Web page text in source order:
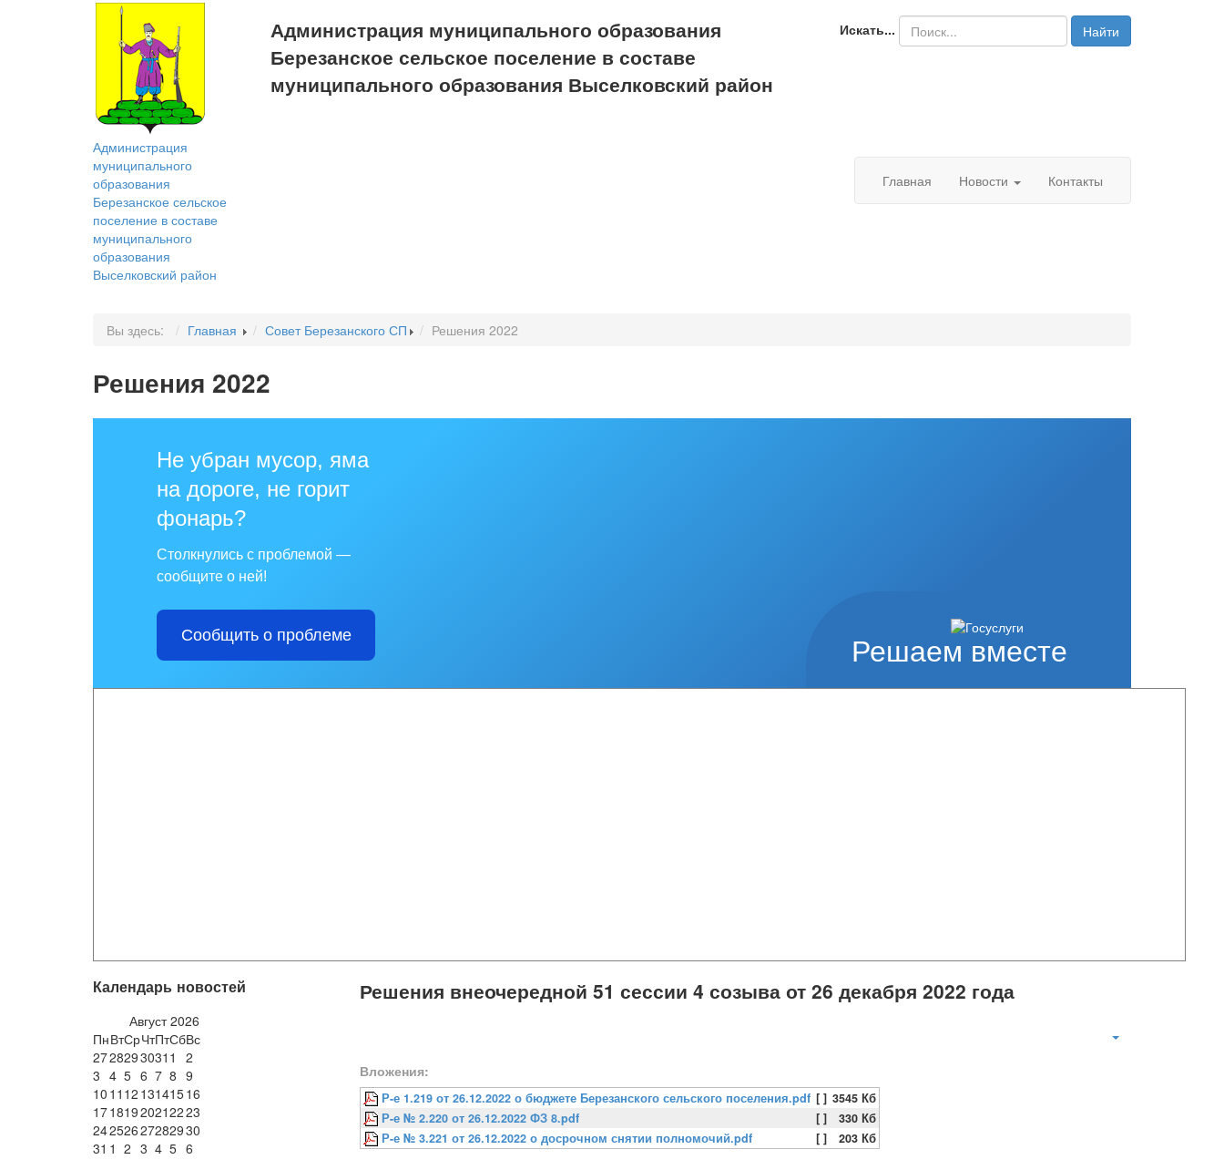
Администрация
муниципального
образования
Березанское сельское
поселение в составе
муниципального
образования
Выселковский район
Искать... Найти
Администрация муниципального образования
Березанское сельское поселение в составе
муниципального образования Выселковский район
Главная Новости Контакты
Вы здесь: Главная Совет Березанского СП Решения 2022
Решения 2022
Решаем вместе
Не убран мусор, яма
на дороге, не горит
фонарь?
Столкнулись с проблемой —
сообщите о ней!
Сообщить о проблеме
Решения внеочередной 51 сессии 4 созыва от 26 декабря 2022 года
Вложения:
Р-е 1.219 от 26.12.2022 о бюджете Березанского сельского поселения.pdf [ ] 3545 Кб
Р-е № 2.220 от 26.12.2022 ФЗ 8.pdf
[ ]
330 Кб
Р-е № 3.221 от 26.12.2022 о досрочном снятии полномочий.pdf
[ ] 203 Кб
Календарь новостей
Август 2026
ПнВтСрЧтПтСбВс
2728293031 1
2
3 4 5 6 7 8 9
10 11 12 13141516
17181920212223
24252627282930
31 1 2 3 4 5 6